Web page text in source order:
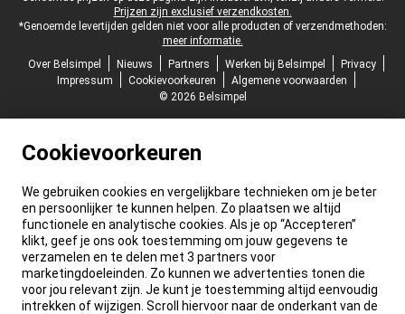
Prijzen zijn exclusief verzendkosten.
*Genoemde levertijden gelden niet voor alle producten of verzendmethoden:
meer informatie.
Over Belsimpel
Nieuws Partners Werken bij Belsimpel
Privacy
Impressum
Cookievoorkeuren
Algemene voorwaarden
© 2026 Belsimpel
Cookievoorkeuren
We gebruiken cookies en vergelijkbare technieken om je beter
en persoonlijker te kunnen helpen. Zo plaatsen we altijd
functionele en analytische cookies. Als je op “Accepteren”
klikt, geef je ons ook toestemming om jouw gegevens te
verzamelen en te delen met 3 partners voor
marketingdoeleinden. Zo kunnen we advertenties tonen die
voor jou relevant zijn. Je kunt je toestemming altijd eenvoudig
intrekken of wijzigen. Scroll hiervoor naar de onderkant van de